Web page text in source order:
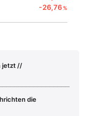
-26,76%
jetzt //
die